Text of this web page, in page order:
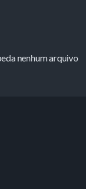
nenhum arquivo